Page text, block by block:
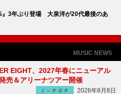
』3年ぶり登場 大泉洋が20代最後のあ
MUSIC NEWS
EIGHT、2027年春にニューアル
売＆アリーナツアー開催
Ｊ－ＰＯＰ
2026年8月8日